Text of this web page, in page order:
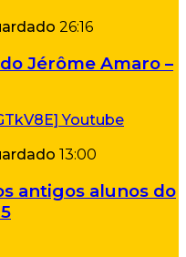
26:16
Jérôme Amaro –
13:00
antigos alunos do